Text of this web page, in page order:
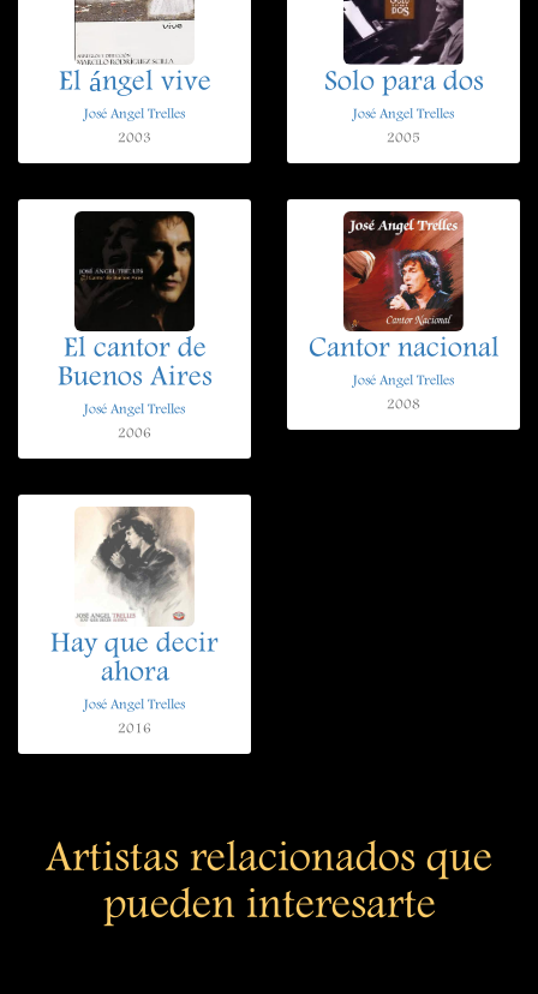
El ángel vive
José Angel Trelles
2003
Solo para dos
José Angel Trelles
2005
El cantor de
Buenos Aires
José Angel Trelles
2006
Cantor nacional
José Angel Trelles
2008
Hay que decir
ahora
José Angel Trelles
2016
Artistas relacionados que
pueden interesarte